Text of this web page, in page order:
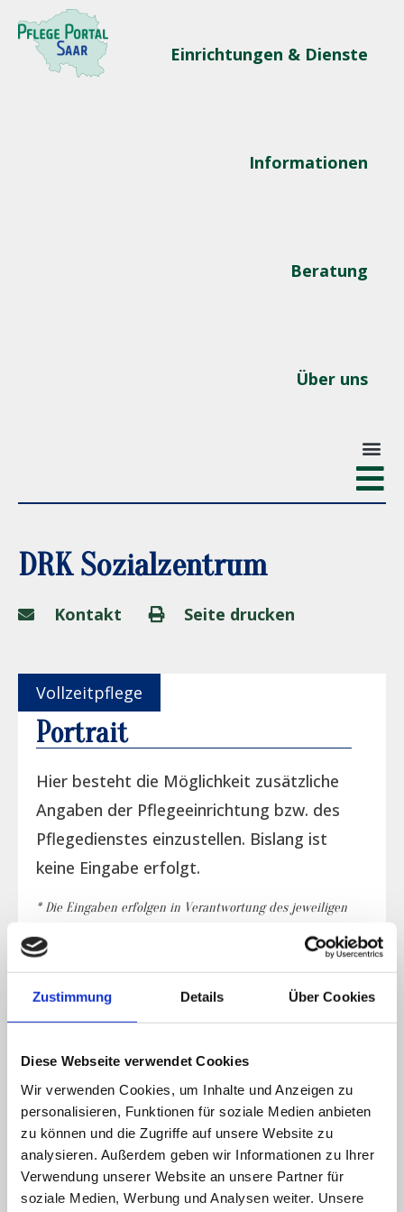
Zustimmung Details Über Cookies
Diese Webseite verwendet Cookies
Wir verwenden Cookies, um Inhalte und Anzeigen zu
personalisieren, Funktionen für soziale Medien anbieten
zu können und die Zugriffe auf unsere Website zu
analysieren. Außerdem geben wir Informationen zu Ihrer
Verwendung unserer Website an unsere Partner für
soziale Medien, Werbung und Analysen weiter. Unsere
Einrichtungen & Dienste
Informationen
Beratung
Über uns
DRK Sozialzentrum
Kontakt Seite drucken
Vollzeitpflege
Portrait
Hier besteht die Möglichkeit zusätzliche
Angaben der Pflegeeinrichtung bzw. des
Pflegedienstes einzustellen. Bislang ist
keine Eingabe erfolgt.
* Die Eingaben erfolgen in Verantwortung des jeweiligen
Trägers der Einrichtung bzw. des Dienstes. Der Betreiber
Haftung.
Belegungsplan
Verfügbarkeit
Es liegen keine aktuellen Daten vor.